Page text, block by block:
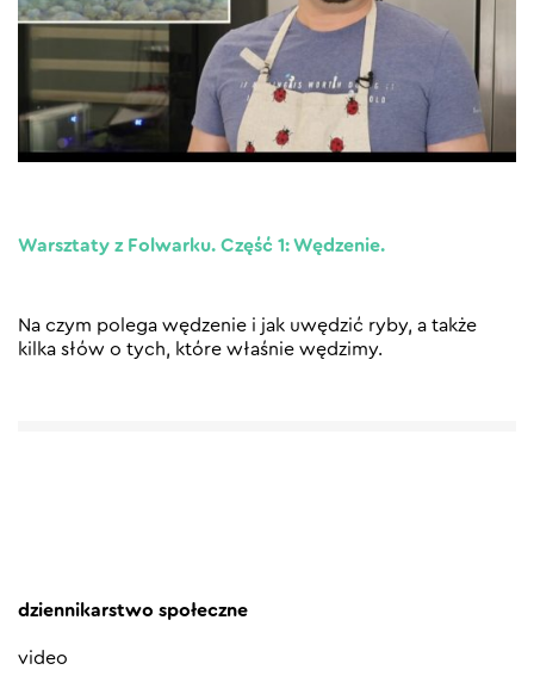
Warsztaty z Folwarku. Część 1: Wędzenie.
Na czym polega wędzenie i jak uwędzić ryby, a także
kilka słów o tych, które właśnie wędzimy.
dziennikarstwo społeczne
video